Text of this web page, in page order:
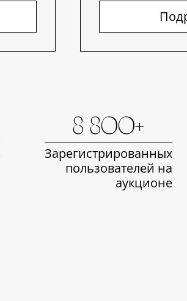
8 800+
Зарегистрированных
пользователей на
аукционе